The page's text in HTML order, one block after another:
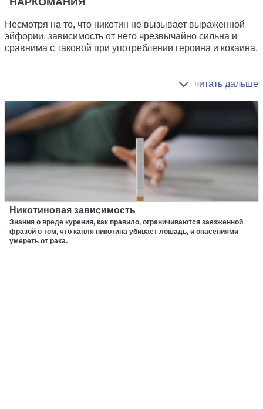
Несмотря на то, что никотин не вызывает выраженной
эйфории, зависимость от него чрезвычайно сильна и
сравнима с таковой при употреблении героина и кокаина.
Никотиновая зависимость
Знания о вреде курения, как правило, ограничиваются заезженной
фразой о том, что капля никотина убивает лошадь, и опасениями
умереть от рака.